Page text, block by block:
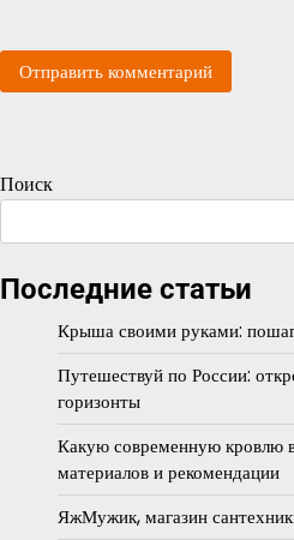
Поиск
Последние статьи
Крыша своими руками:
Путешествуй по России:
горизонты
Какую современную кровлю
материалов и рекомендации
ЯжМужик, магазин